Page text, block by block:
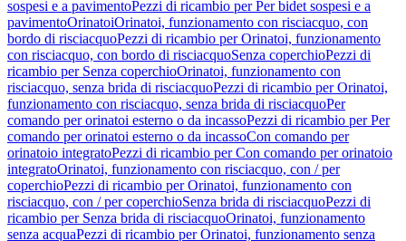
sospesi e a pavimentoPezzi di ricambio per Per bidet sospesi e a
pavimentoOrinatoiOrinatoi, funzionamento con risciacquo, con
bordo di risciacquoPezzi di ricambio per Orinatoi, funzionamento
con risciacquo, con bordo di risciacquoSenza coperchioPezzi di
ricambio per Senza coperchioOrinatoi, funzionamento con
risciacquo, senza brida di risciacquoPezzi di ricambio per Orinatoi,
funzionamento con risciacquo, senza brida di risciacquoPer
comando per orinatoi esterno o da incassoPezzi di ricambio per Per
comando per orinatoi esterno o da incassoCon comando per
orinatoio integratoPezzi di ricambio per Con comando per orinatoio
integratoOrinatoi, funzionamento con risciacquo, con / per
coperchioPezzi di ricambio per Orinatoi, funzionamento con
risciacquo, con / per coperchioSenza brida di risciacquoPezzi di
ricambio per Senza brida di risciacquoOrinatoi, funzionamento
senza acquaPezzi di ricambio per Orinatoi, funzionamento senza